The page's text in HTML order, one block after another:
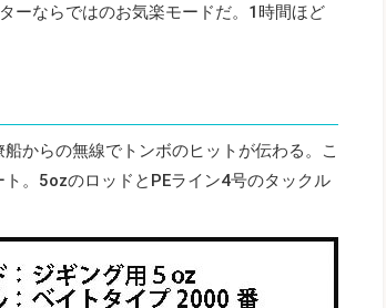
ーならではのお気楽モードだ。1時間ほど
からの無線でトンボのヒットが伝わる。こ
。5ozのロッドとPEライン4号のタックル